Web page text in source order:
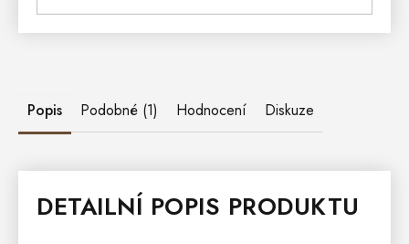
Popis Podobné (1) Hodnocení Diskuze
DETAILNÍ POPIS PRODUKTU